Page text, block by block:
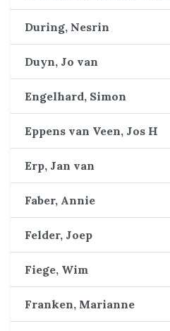
During, Nesrin
Duyn, Jo van
Engelhard, Simon
Eppens van Veen, Jos H
Erp, Jan van
Faber, Annie
Felder, Joep
Fiege, Wim
Franken, Marianne